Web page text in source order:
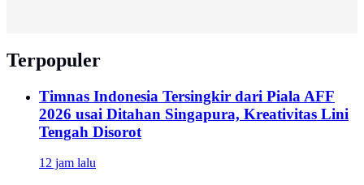
Terpopuler
Timnas Indonesia Tersingkir dari Piala AFF
2026 usai Ditahan Singapura, Kreativitas Lini
Tengah Disorot
12 jam lalu